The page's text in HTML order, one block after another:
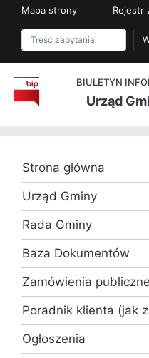
Mapa strony Rejestr
BIULETYN
Urząd
Strona główna
Urząd Gminy
Rada Gminy
Baza Dokumentów
Zamówienia publiczne
Poradnik klienta (jak
Ogłoszenia